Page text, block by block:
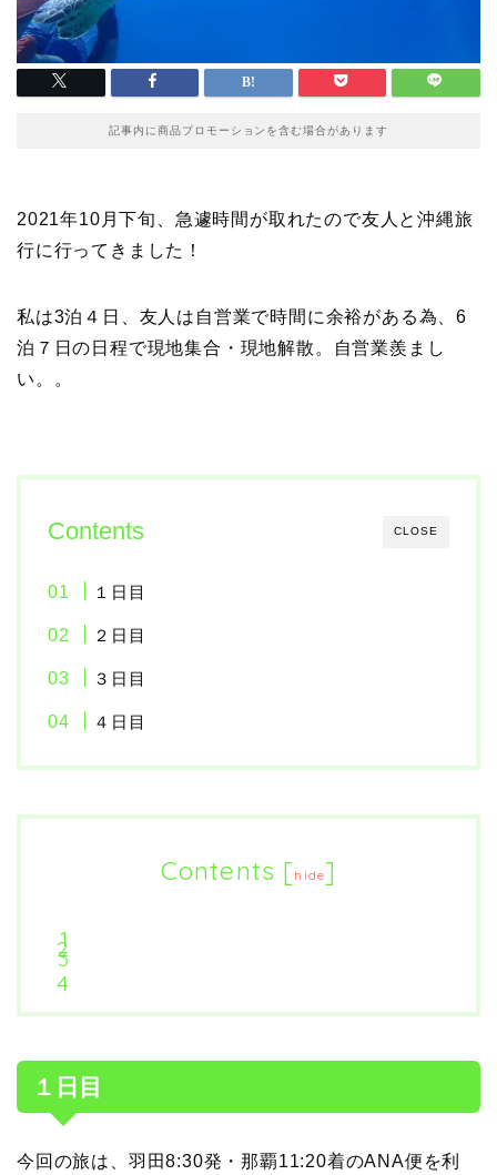
記事内に商品プロモーションを含む場合があります
2021年10月下旬、急遽時間が取れたので友人と沖縄旅
行に行ってきました！
私は3泊４日、友人は自営業で時間に余裕がある為、6
泊７日の日程で現地集合・現地解散。自営業羨まし
い。。
CLOSE
Contents
１日目
２日目
３日目
４日目
Contents [hide]
１日目
今回の旅は、羽田8:30発・那覇11:20着のANA便を利